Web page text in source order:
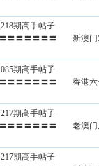
期高手帖子
〓〓〓〓〓〓
新澳
期高手帖子
〓〓〓〓〓〓
香港
期高手帖子
〓〓〓〓〓〓
老澳
期高手帖子